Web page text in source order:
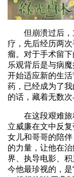
但崩溃过后，
疗，先后经历两
瘤。对于手术留下
乐观背后是与病
开始适应新的生
药，已经成为了
的话，藏着无数次
在这段艰难旅程
立威廉在文中反复
女儿和哥哥的陪
的力量，让他在
界、执导电影、积
今他最珍视的，是